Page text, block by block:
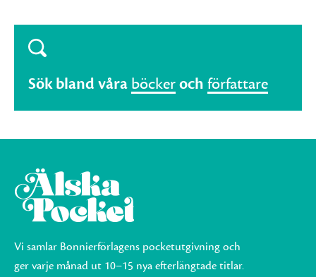
Sök bland våra böckeroch författare
Vi samlar Bonnierförlagens pocketutgivning och
ger varje månad ut 10–15 nya efterlängtade titlar.